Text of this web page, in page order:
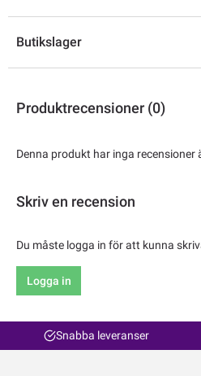
Butikslager
Produktrecensioner (0)
Denna produkt har inga recensioner
Skriv en recension
Du måste logga in för att kunna
Logga in
Snabba leveranser